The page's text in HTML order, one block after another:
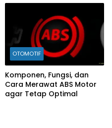
OTOMOTIF
Komponen, Fungsi, dan
Cara Merawat ABS Motor
agar Tetap Optimal